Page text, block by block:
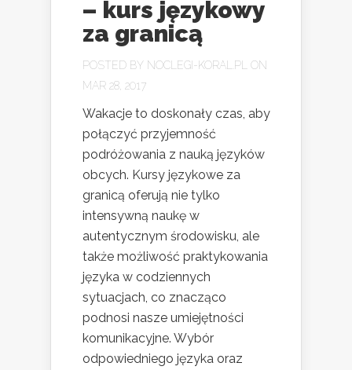
– kurs językowy
za granicą
POSTED BY NOCLEGI-KORAL.PL
ON
MAR 28, 2017
Wakacje to doskonały czas, aby
połączyć przyjemność
podróżowania z nauką języków
obcych. Kursy językowe za
granicą oferują nie tylko
intensywną naukę w
autentycznym środowisku, ale
także możliwość praktykowania
języka w codziennych
sytuacjach, co znacząco
podnosi nasze umiejętności
komunikacyjne. Wybór
odpowiedniego języka oraz